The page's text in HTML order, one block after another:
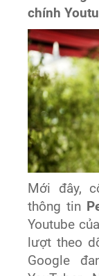
chính
Mới đây,
thông tin
Youtube
lượt theo
Google